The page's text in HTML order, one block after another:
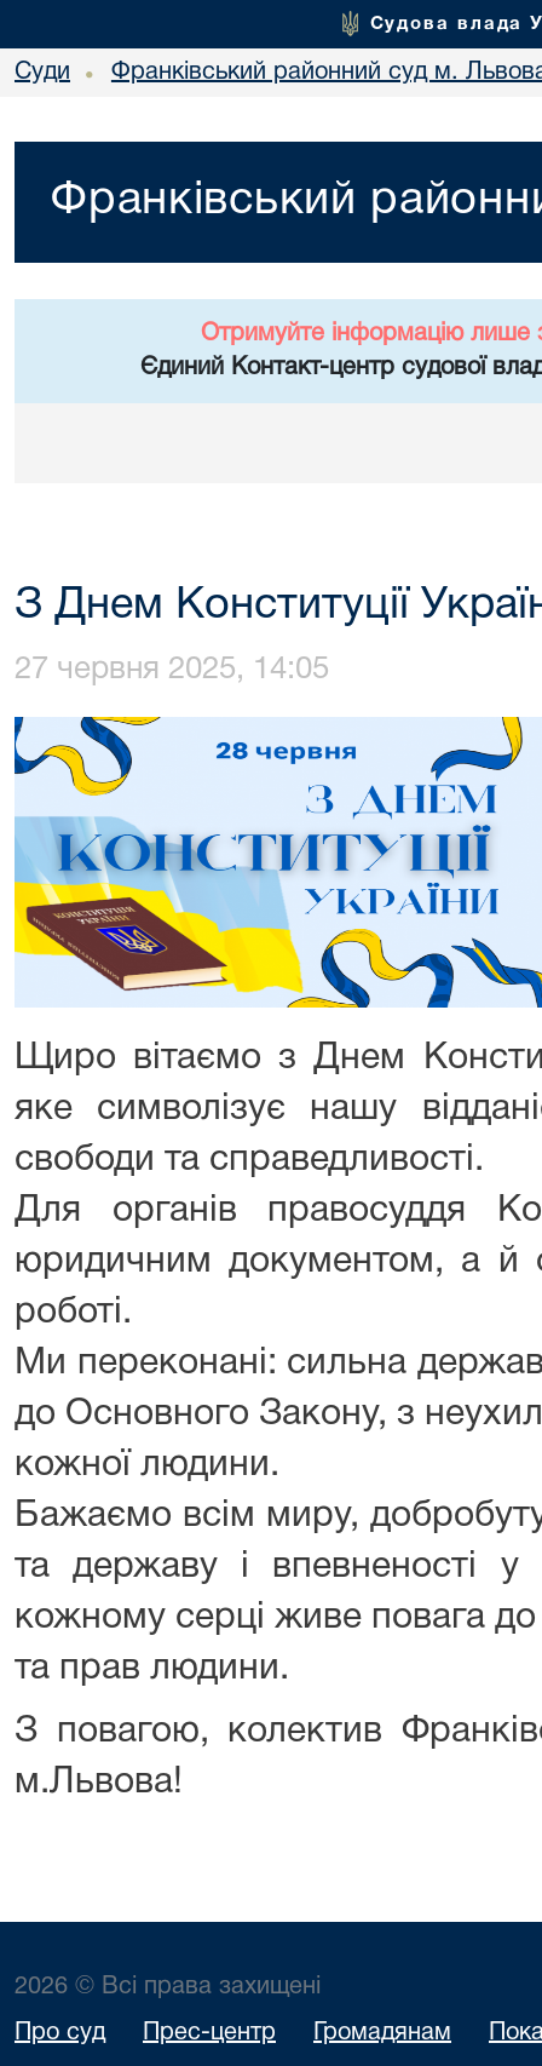
Судова влада
Суди • Франківський районний суд м.
Франківський
Отримуйте інформацію лише
Єдиний Контакт-центр судової
З Днем Конституції
27 червня 2025, 14:05
Щиро вітаємо з Днем
яке символізує нашу
свободи та справедливості.
Для органів правосуддя
юридичним документом, а й
роботі.
Ми переконані: сильна
до Основного Закону, з
кожної людини.
Бажаємо всім миру,
та державу і впевненості
кожному серці живе повага до
та прав людини.
З повагою, колектив
м.Львова!
2026 © Всі права захищені
Про суд Прес-центр Громадянам